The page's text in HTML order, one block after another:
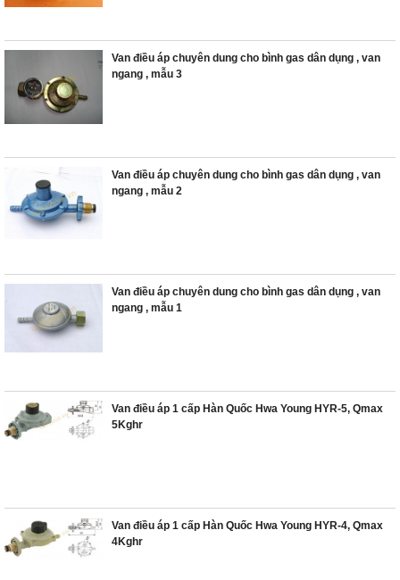
Van điều áp chuyên dung cho bình gas dân dụng , van
ngang , mẫu 3
Van điều áp chuyên dung cho bình gas dân dụng , van
ngang , mẫu 2
Van điều áp chuyên dung cho bình gas dân dụng , van
ngang , mẫu 1
Van điều áp 1 cấp Hàn Quốc Hwa Young HYR-5, Qmax
5Kghr
Van điều áp 1 cấp Hàn Quốc Hwa Young HYR-4, Qmax
4Kghr